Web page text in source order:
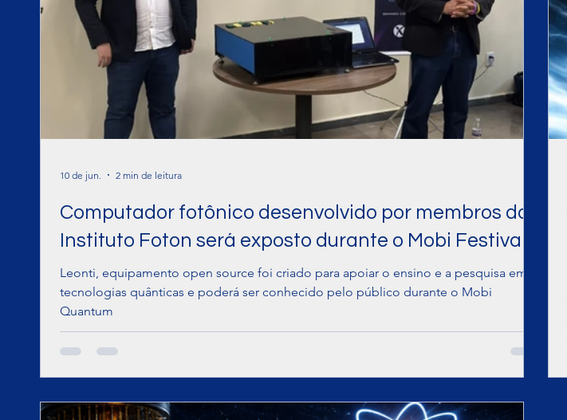
Computador fotônico desenvolvido por membros do
Instituto Foton será exposto durante o Mobi Festival
Leonti, equipamento open source foi criado para apoiar o ensino e a pesquisa em
tecnologias quânticas e poderá ser conhecido pelo público durante o Mobi
Quantum
10 de jun. 2 min de leitura